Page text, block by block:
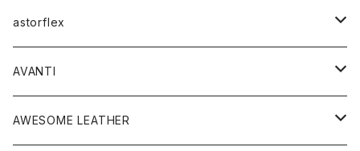
スカート
バッグ
シューズ
アクセサリー
コート
ジャケット
トップス
ベスト
シャツ
ワンピース
ボトム
アクセサリー
ウォレット
バッグ
astorflex
グッズ
靴
AVANTI
シャツ
AWESOME LEATHER